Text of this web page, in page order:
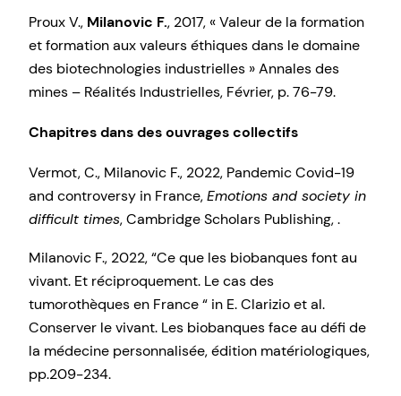
Proux V., Milanovic F., 2017, « Valeur de la formation
et formation aux valeurs éthiques dans le domaine
des biotechnologies industrielles » Annales des
mines – Réalités Industrielles, Février, p. 76-79.
Chapitres dans des ouvrages collectifs
Vermot, C., Milanovic F., 2022, Pandemic Covid-19
and controversy in France,Emotions and society in
difficult times, Cambridge Scholars Publishing, .
Milanovic F., 2022, “Ce que les biobanques font au
vivant. Et réciproquement. Le cas des
tumorothèques en France “ in E. Clarizio et al.
Conserver le vivant. Les biobanques face au défi de
la médecine personnalisée, édition matériologiques,
pp.209-234.